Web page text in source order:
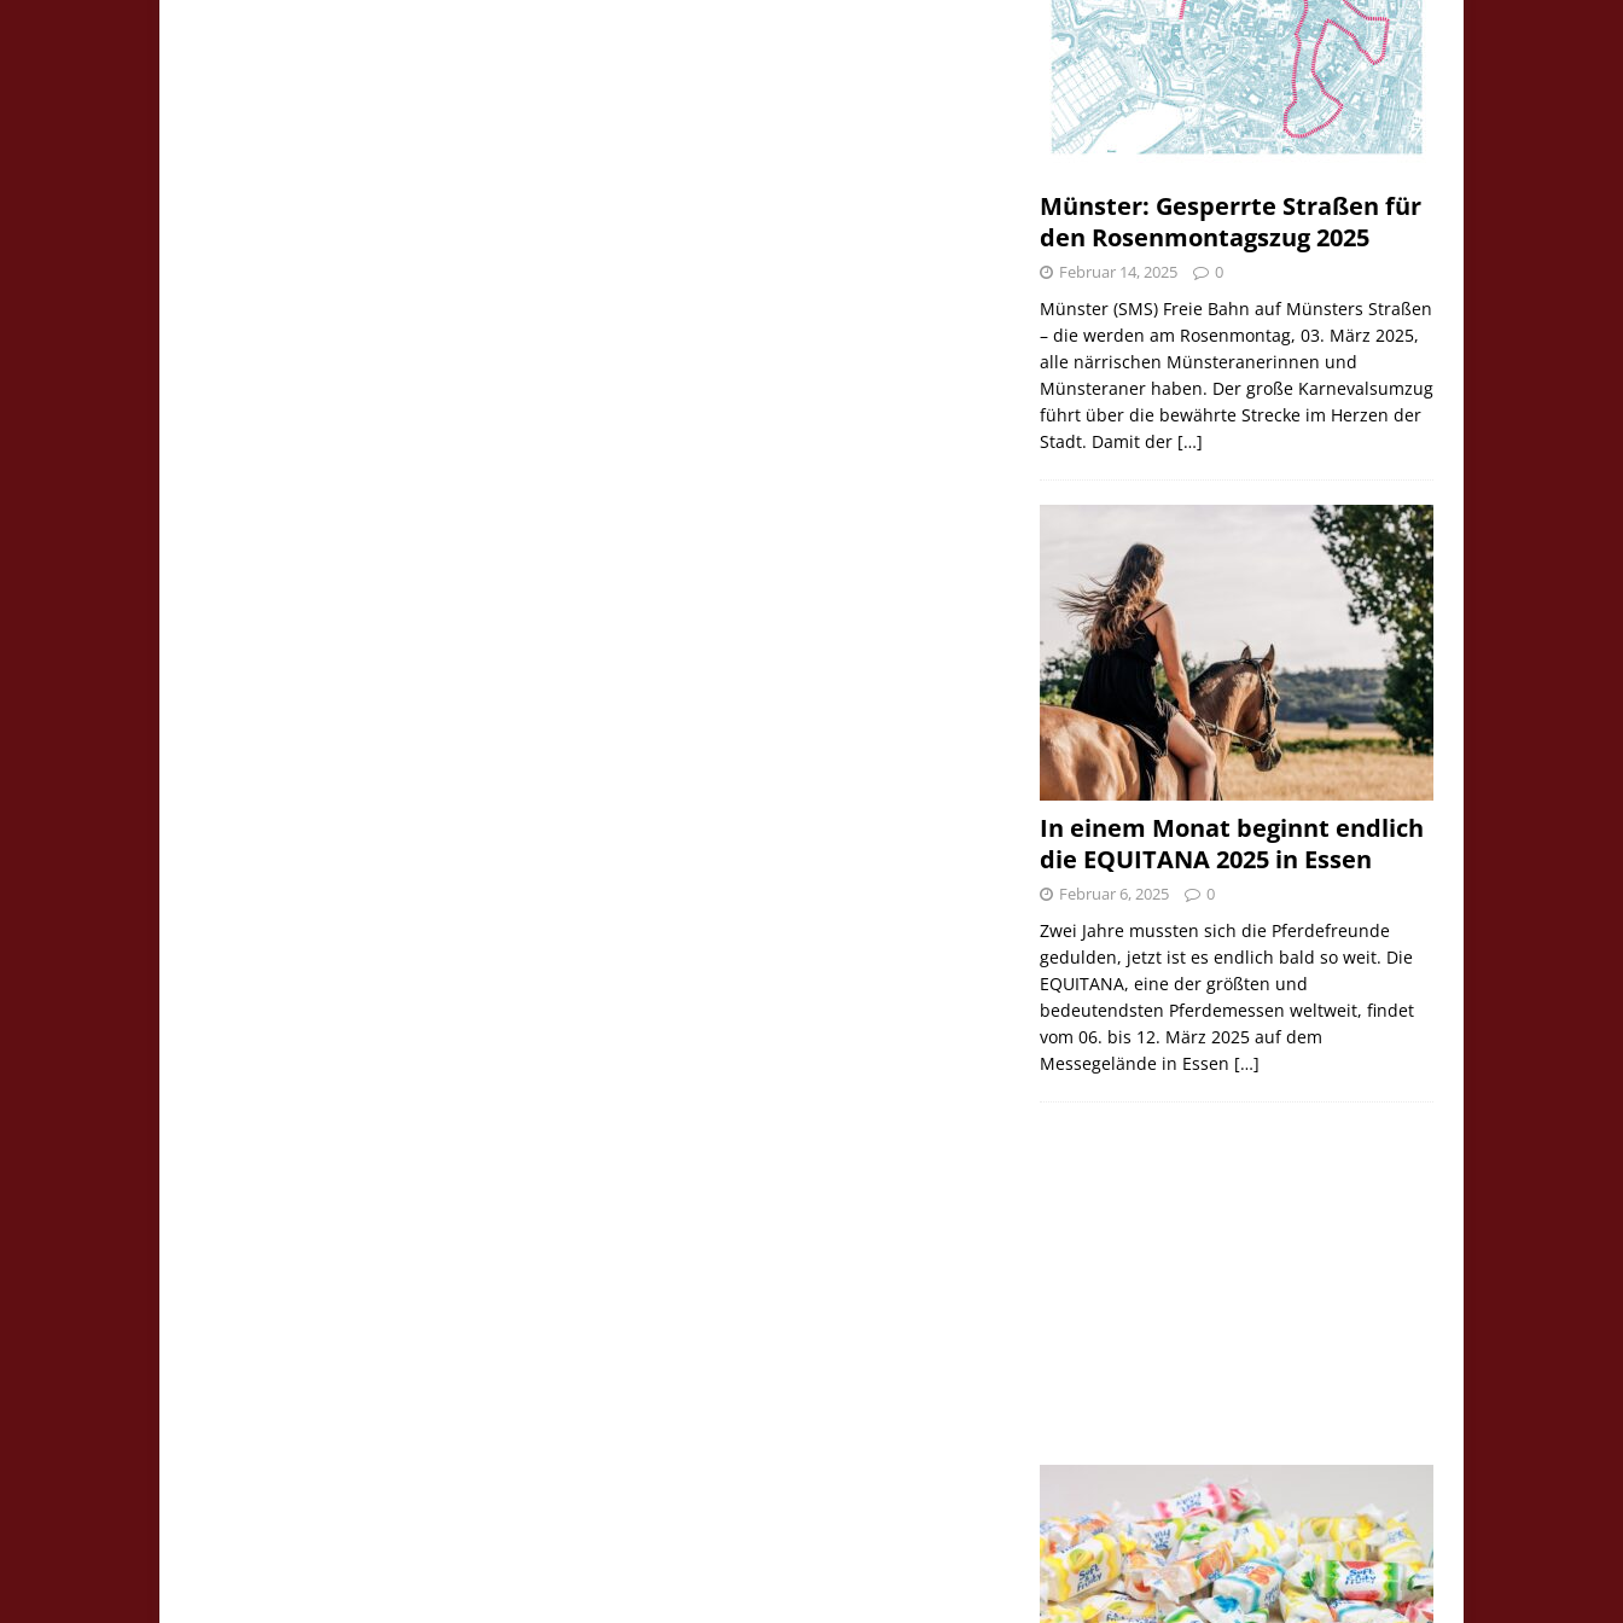
Münster: Gesperrte Straßen für
den Rosenmontagszug 2025
Februar 14, 2025 0
Münster (SMS) Freie Bahn auf Münsters Straßen
– die werden am Rosenmontag, 03. März 2025,
alle närrischen Münsteranerinnen und
Münsteraner haben. Der große Karnevalsumzug
führt über die bewährte Strecke im Herzen der
Stadt. Damit der […]
In einem Monat beginnt endlich
die EQUITANA 2025 in Essen
Februar 6, 2025 0
Zwei Jahre mussten sich die Pferdefreunde
gedulden, jetzt ist es endlich bald so weit. Die
EQUITANA, eine der größten und
bedeutendsten Pferdemessen weltweit, findet
vom 06. bis 12. März 2025 auf dem
Messegelände in Essen […]